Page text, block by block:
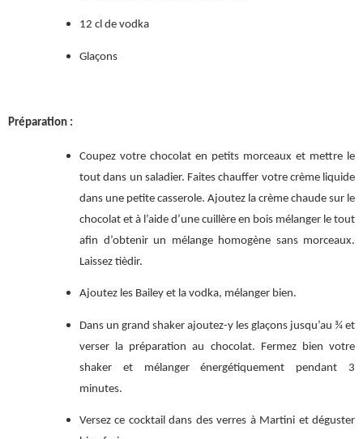
12 cl de vodka
Glaçons
Préparation :
Coupez votre chocolat en petits morceaux et mettre le
tout dans un saladier. Faites chauffer votre crème liquide
dans une petite casserole. Ajoutez la crème chaude sur le
chocolat et à l’aide d’une cuillère en bois mélanger le tout
afin d’obtenir un mélange homogène sans morceaux.
Laissez tièdir.
Ajoutez les Bailey et la vodka, mélanger bien.
Dans un grand shaker ajoutez-y les glaçons jusqu’au ¾ et
verser la préparation au chocolat. Fermez bien votre
shaker et mélanger énergétiquement pendant 3
minutes.
Versez ce cocktail dans des verres à Martini et déguster